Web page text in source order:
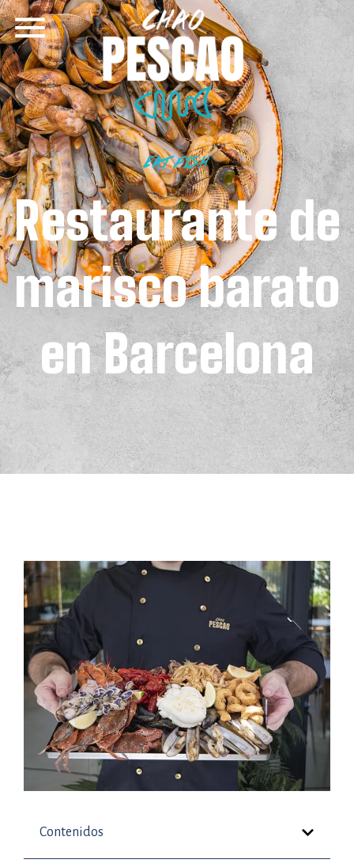
EAT FISH
Restaurante de
marisco barato
en Barcelona
Contenidos